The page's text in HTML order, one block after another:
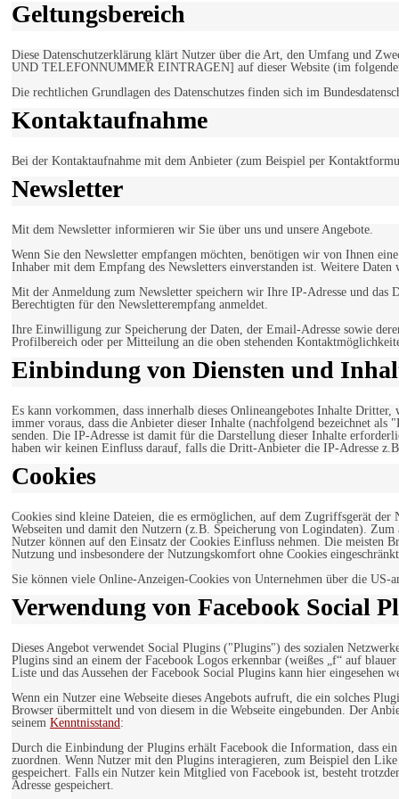
Geltungsbereich
Diese Datenschutzerklärung klärt Nutzer über die Art, den Umfang und
UND TELEFONNUMMER EINTRAGEN] auf dieser Website (im
Die rechtlichen Grundlagen des Datenschutzes finden sich im
Kontaktaufnahme
Bei der Kontaktaufnahme mit dem Anbieter (zum Beispiel per
Newsletter
Mit dem Newsletter informieren wir Sie über uns und unsere Angebote.
Wenn Sie den Newsletter empfangen möchten, benötigen wir von Ihnen
Inhaber mit dem Empfang des Newsletters einverstanden ist. Weitere
Mit der Anmeldung zum Newsletter speichern wir Ihre IP-Adresse und das
Berechtigten für den Newsletterempfang anmeldet.
Ihre Einwilligung zur Speicherung der Daten, der Email-Adresse sowie
Profilbereich oder per Mitteilung an die oben stehenden
Einbindung von Diensten und
Es kann vorkommen, dass innerhalb dieses Onlineangebotes Inhalte
immer voraus, dass die Anbieter dieser Inhalte (nachfolgend bezeichnet
senden. Die IP-Adresse ist damit für die Darstellung dieser Inhalte
haben wir keinen Einfluss darauf, falls die Dritt-Anbieter die IP-Adresse
Cookies
Cookies sind kleine Dateien, die es ermöglichen, auf dem Zugriffsgerät
Webseiten und damit den Nutzern (z.B. Speicherung von Logindaten). Zum
Nutzer können auf den Einsatz der Cookies Einfluss nehmen. Die meisten
Nutzung und insbesondere der Nutzungskomfort ohne Cookies
Sie können viele Online-Anzeigen-Cookies von Unternehmen über die US-
Verwendung von Facebook Social
Dieses Angebot verwendet Social Plugins ("Plugins") des sozialen
Plugins sind an einem der Facebook Logos erkennbar (weißes „f“ auf
Liste und das Aussehen der Facebook Social Plugins kann hier eingesehen
Wenn ein Nutzer eine Webseite dieses Angebots aufruft, die ein solches
Browser übermittelt und von diesem in die Webseite eingebunden. Der
seinem Kenntnisstand:
Durch die Einbindung der Plugins erhält Facebook die Information, dass
zuordnen. Wenn Nutzer mit den Plugins interagieren, zum Beispiel den
gespeichert. Falls ein Nutzer kein Mitglied von Facebook ist, besteht
Adresse gespeichert.